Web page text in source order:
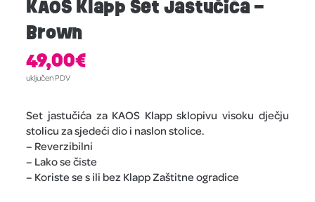
KAOS Klapp Set Jastučića –
Brown
49,00€
uključen PDV
Set jastučića za KAOS Klapp sklopivu visoku dječju
stolicu za sjedeći dio i naslon stolice.
– Reverzibilni
– Lako se čiste
– Koriste se s ili bez Klapp Zaštitne ogradice